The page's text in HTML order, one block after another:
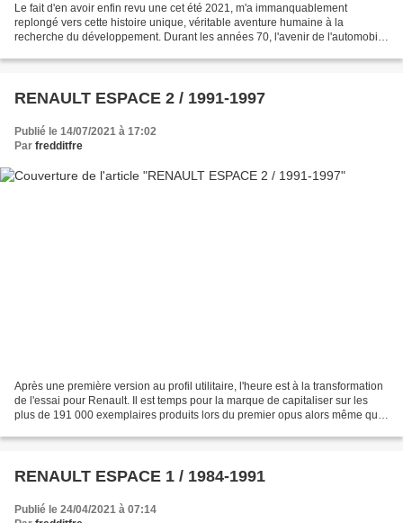
Le fait d'en avoir enfin revu une cet été 2021, m'a immanquablement
replongé vers cette histoire unique, véritable aventure humaine à la
recherche du développement. Durant les années 70, l'avenir de l'automobile
RENAULT ESPACE 2 / 1991-1997
Publié le 14/07/2021 à 17:02
Par fredditfre
Après une première version au profil utilitaire, l'heure est à la transformation
de l'essai pour Renault. Il est temps pour la marque de capitaliser sur les
plus de 191 000 exemplaires produits lors du premier opus alors même que
RENAULT ESPACE 1 / 1984-1991
Publié le 24/04/2021 à 07:14